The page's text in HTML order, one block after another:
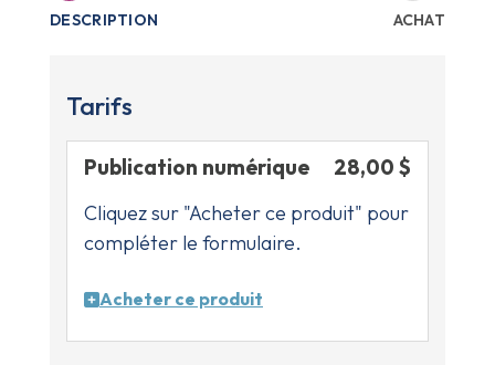
DESCRIPTION ACHAT
Tarifs
Publication numérique 28,00 $
Cliquez sur "Acheter ce produit" pour
compléter le formulaire.
Acheter ce produit